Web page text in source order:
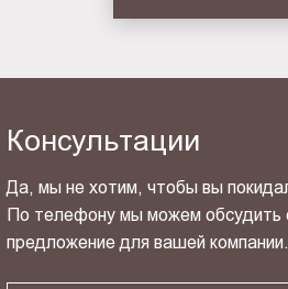
Консультации
Да, мы не хотим, чтобы вы
По телефону мы можем обсудить
предложение для вашей компании.